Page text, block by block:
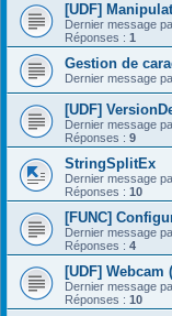
[UDF]
Dernier message
Réponses : 1
Gestion de
Dernier message
[UDF]
Dernier message
Réponses : 9
StringSplitEx
Dernier message
Réponses : 10
[FUNC]
Dernier message
Réponses : 4
[UDF] Webcam
Dernier message
Réponses : 10